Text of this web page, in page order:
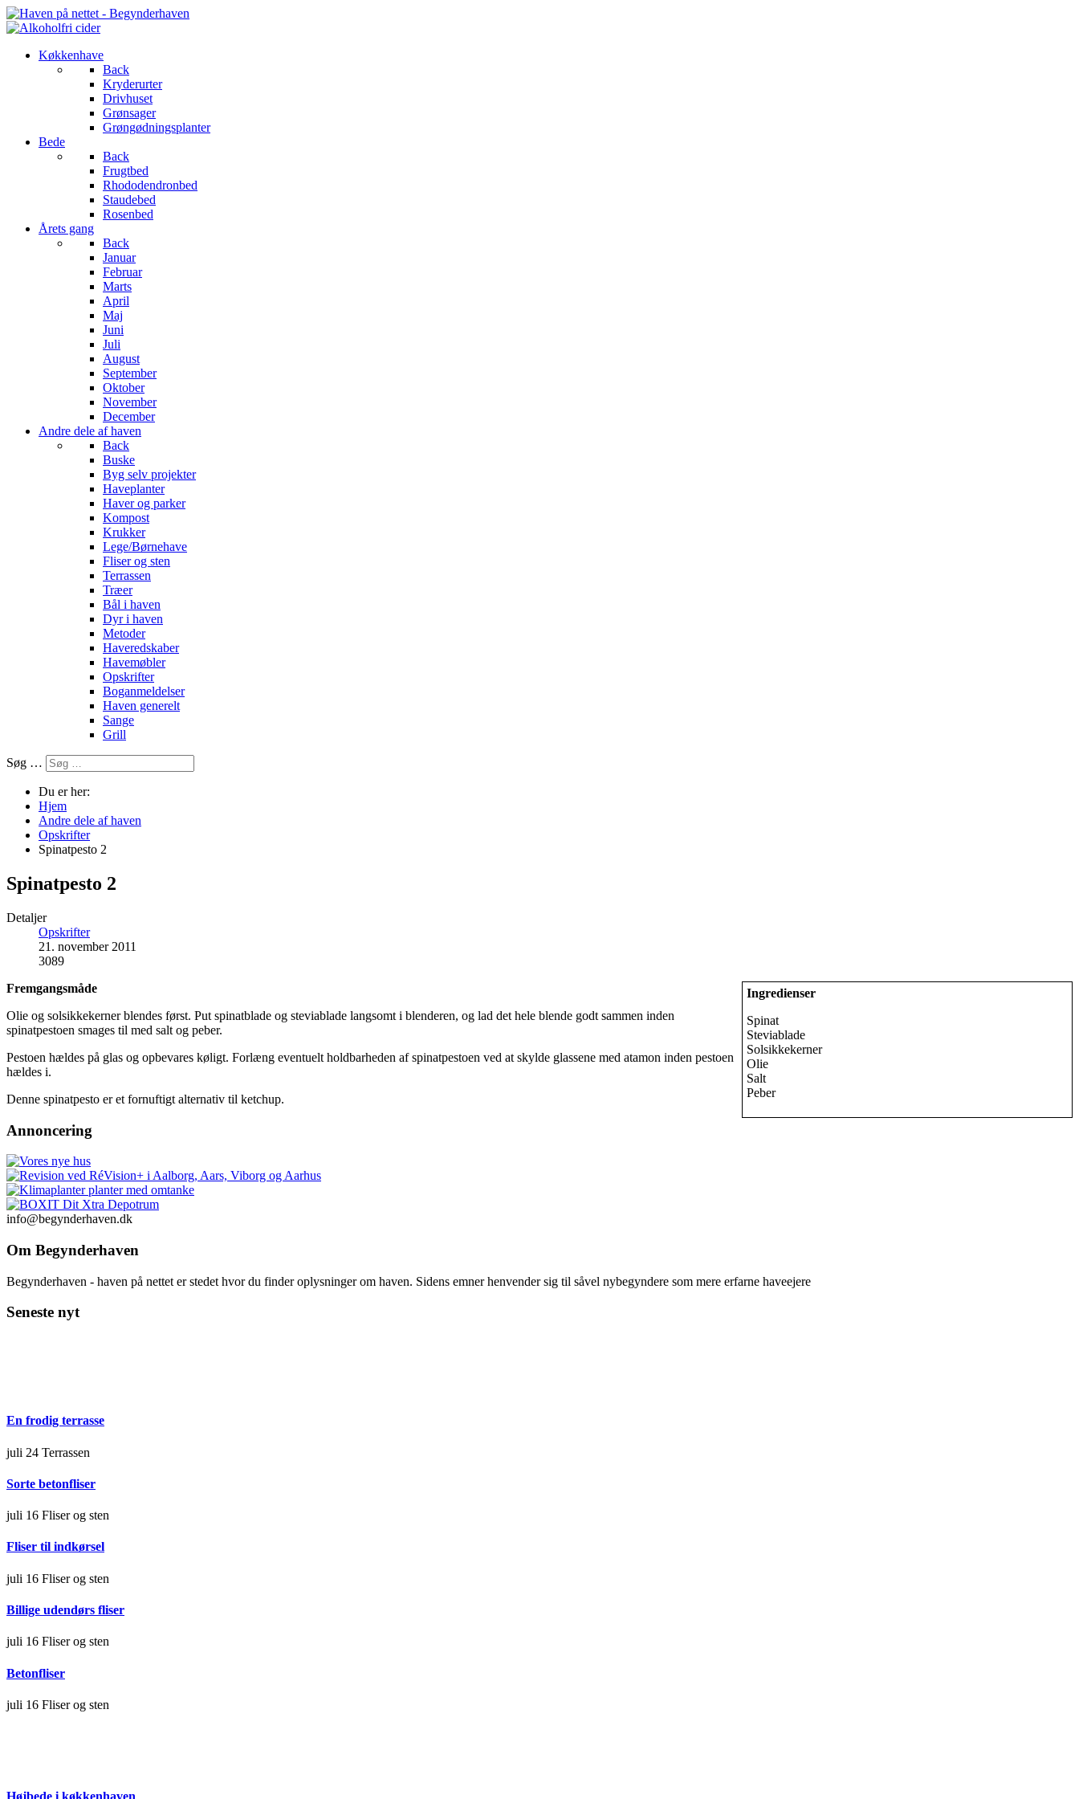
Køkkenhave
Back
Kryderurter
Drivhuset
Grønsager
Grøngødningsplanter
Bede
Back
Frugtbed
Rhododendronbed
Staudebed
Rosenbed
Årets gang
Back
Januar
Februar
Marts
April
Maj
Juni
Juli
August
September
Oktober
November
December
Andre dele af haven
Back
Buske
Byg selv projekter
Haveplanter
Haver og parker
Kompost
Krukker
Lege/Børnehave
Fliser og sten
Terrassen
Træer
Bål i haven
Dyr i haven
Metoder
Haveredskaber
Havemøbler
Opskrifter
Boganmeldelser
Haven generelt
Sange
Grill
Søg …
Du er her:
Hjem
Andre dele af haven
Opskrifter
Spinatpesto 2
Spinatpesto 2
Detaljer
Opskrifter
21. november 2011
3089
Ingredienser
Spinat
Steviablade
Solsikkekerner
Olie
Salt
Peber
Fremgangsmåde
Olie og solsikkekerner blendes først. Put spinatblade og steviablade langsomt i blenderen, og lad det hele blende godt sammen inden
spinatpestoen smages til med salt og peber.
Pestoen hældes på glas og opbevares køligt. Forlæng eventuelt holdbarheden af spinatpestoen ved at skylde glassene med atamon inden pestoen
hældes i.
Denne spinatpesto er et fornuftigt alternativ til ketchup.
Annoncering
info@begynderhaven.dk
Om Begynderhaven
Begynderhaven - haven på nettet er stedet hvor du finder oplysninger om haven. Sidens emner henvender sig til såvel nybegyndere som mere erfarne haveejere
Seneste nyt
En frodig terrasse
juli 24 Terrassen
Sorte betonfliser
juli 16 Fliser og sten
Fliser til indkørsel
juli 16 Fliser og sten
Billige udendørs fliser
juli 16 Fliser og sten
Betonfliser
juli 16 Fliser og sten
Højbede i køkkenhaven